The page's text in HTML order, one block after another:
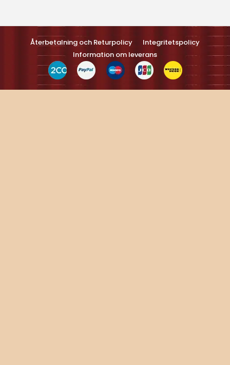
Återbetalning och Returpolicy
Integritetspolicy
Information om leverans
Turns on site high speed to be attractive feller people and search
engines.